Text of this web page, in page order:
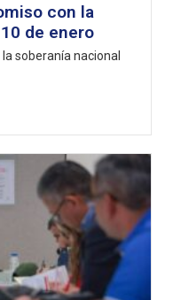
con la
de enero
soberanía nacional